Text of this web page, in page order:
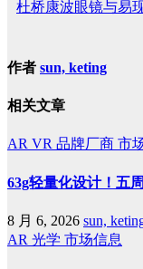
杜桥康波眼镜与易
作者 sun, keting
相关文章
AR VR 品牌厂商 市
63g轻量化设计！五
8 月 6, 2026 sun,
AR 光学 市场信息